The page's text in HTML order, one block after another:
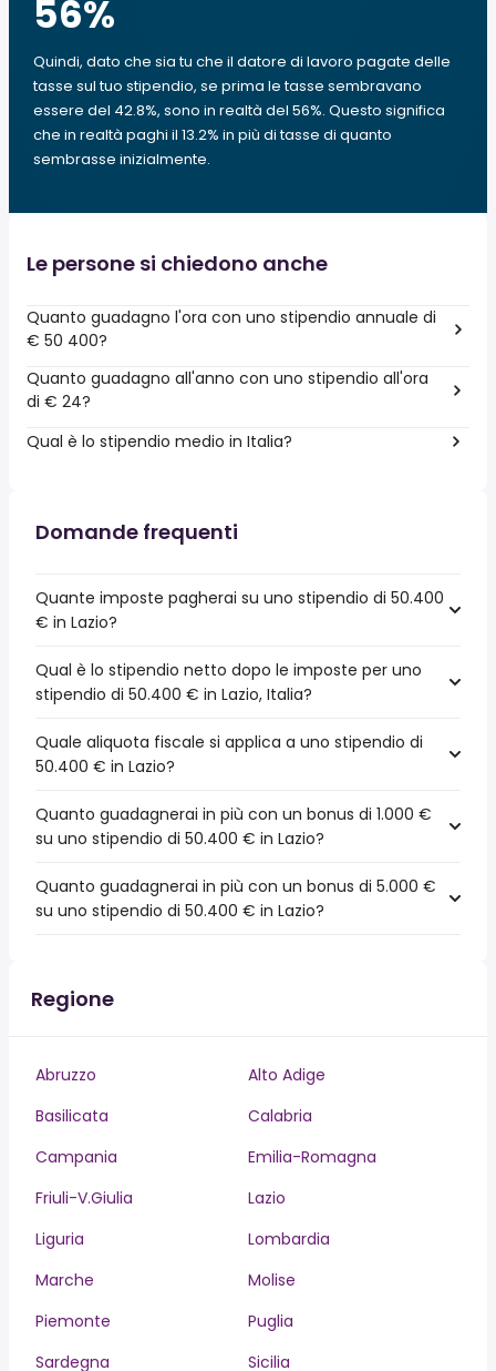
56%
Quindi, dato che sia tu che il datore di lavoro pagate delle
tasse sul tuo stipendio, se prima le tasse sembravano
essere del 42.8%, sono in realtà del 56%. Questo significa
che in realtà paghi il 13.2% in più di tasse di quanto
sembrasse inizialmente.
Le persone si chiedono anche
Quanto guadagno l'ora con uno stipendio annuale di
€ 50 400?
Quanto guadagno all'anno con uno stipendio all'ora
di € 24?
Qual è lo stipendio medio in Italia?
Domande frequenti
Quante imposte pagherai su uno stipendio di 50.400
€ in Lazio?
Qual è lo stipendio netto dopo le imposte per uno
stipendio di 50.400 € in Lazio, Italia?
Quale aliquota fiscale si applica a uno stipendio di
50.400 € in Lazio?
Quanto guadagnerai in più con un bonus di 1.000 €
su uno stipendio di 50.400 € in Lazio?
Quanto guadagnerai in più con un bonus di 5.000 €
su uno stipendio di 50.400 € in Lazio?
Regione
Abruzzo
Alto Adige
Basilicata
Calabria
Campania
Emilia-Romagna
Friuli-V.Giulia
Lazio
Liguria
Lombardia
Marche
Molise
Piemonte
Puglia
Sardegna
Sicilia